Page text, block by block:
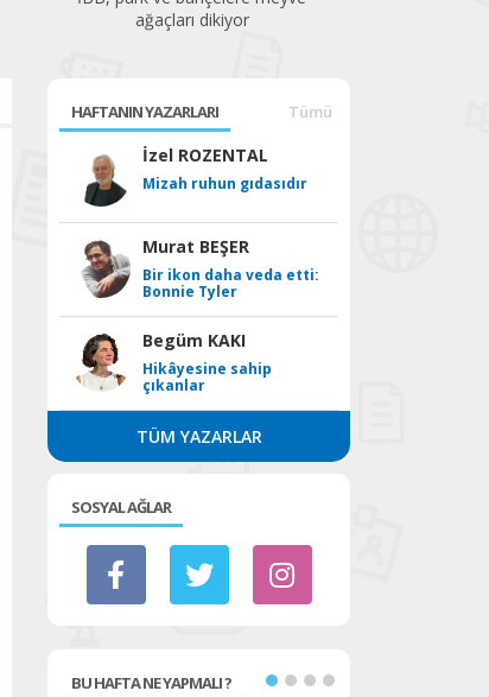
ağaçları dikiyor
HAFTANIN YAZARLARI Tümü
İzel ROZENTAL
Mizah ruhun gıdasıdır
Murat BEŞER
Bir ikon daha veda etti:
Bonnie Tyler
Begüm KAKI
Hikâyesine sahip
çıkanlar
TÜM YAZARLAR
SOSYAL AĞLAR
BU HAFTA NE YAPMALI ?